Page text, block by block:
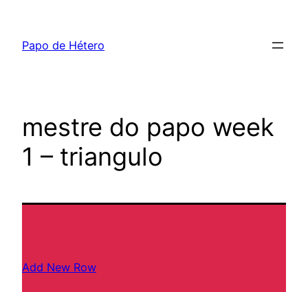
Papo de Hétero
mestre do papo week
1 – triangulo
Add New Row